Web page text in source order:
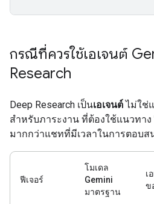
กรณีที่ควรใช้เอเจนต์
Research
Deep Research เป็นเอเจนต์ไม่ใช่
สำหรับภาระงาน ที่ต้องใช้แนวทาง
มากกว่าแชทที่มีเวลาในการตอบส
ฟีเจอร์
โมเดล
Gemini
มาตรฐาน
เ
ข